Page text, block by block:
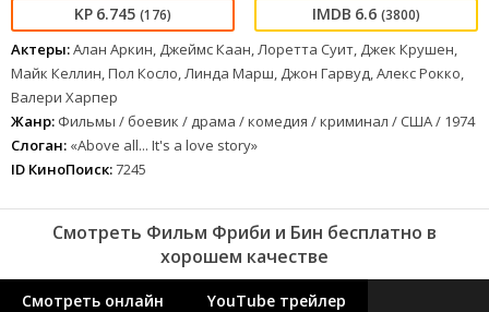
6.745 (176) 6.6 (3800)
Актеры:Алан Аркин, Джеймс Каан, Лоретта Суит, Джек Крушен,
Майк Келлин, Пол Косло, Линда Марш, Джон Гарвуд, Алекс Рокко,
Валери Харпер
Жанр: Фильмы / боевик / драма / комедия / криминал / США / 1974
Слоган: «Above all... It's a love story»
ID КиноПоиск:7245
Смотреть Фильм Фриби и Бин бесплатно в
хорошем качестве
Смотреть онлайн YouTube трейлер